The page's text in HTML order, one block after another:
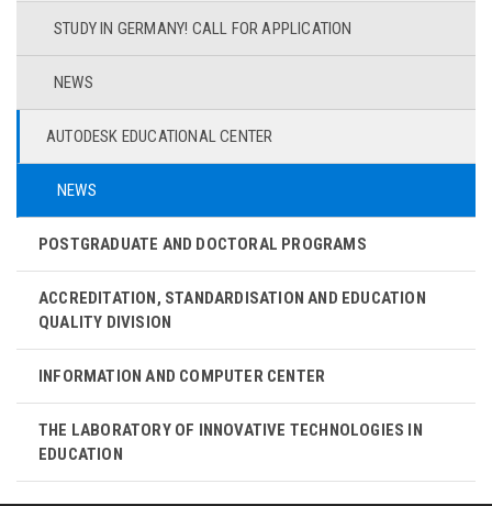
STUDY IN GERMANY! CALL FOR APPLICATION
NEWS
AUTODESK EDUCATIONAL CENTER
NEWS
POSTGRADUATE AND DOCTORAL PROGRAMS
ACCREDITATION, STANDARDISATION AND EDUCATION
QUALITY DIVISION
INFORMATION AND COMPUTER CENTER
THE LABORATORY OF INNOVATIVE TECHNOLOGIES IN
EDUCATION